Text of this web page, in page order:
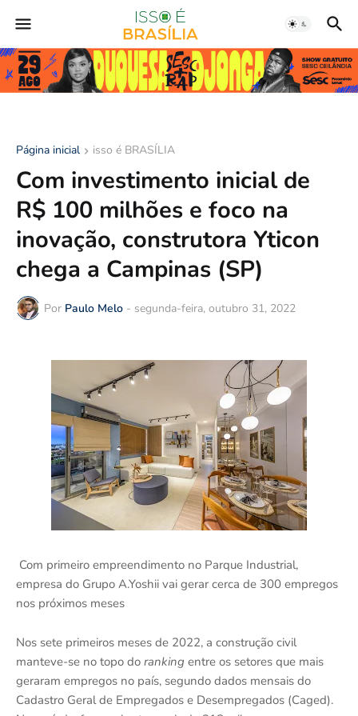
Página inicial isso é BRASÍLIA
Com investimento inicial de
R$ 100 milhões e foco na
inovação, construtora Yticon
chega a Campinas (SP)
Por Paulo Melo - segunda-feira, outubro 31, 2022
Com primeiro empreendimento no Parque Industrial,
empresa do Grupo A.Yoshii vai gerar cerca de 300 empregos
nos próximos meses
Nos sete primeiros meses de 2022, a construção civil
manteve-se no topo do ranking entre os setores que mais
geraram empregos no país, segundo dados mensais do
Cadastro Geral de Empregados e Desempregados (Caged).